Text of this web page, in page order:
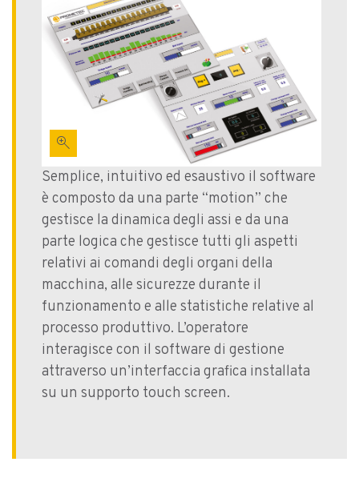
zoom_in
Semplice, intuitivo ed esaustivo il software
è composto da una parte “motion” che
gestisce la dinamica degli assi e da una
parte logica che gestisce tutti gli aspetti
relativi ai comandi degli organi della
macchina, alle sicurezze durante il
funzionamento e alle statistiche relative al
processo produttivo. L’operatore
interagisce con il software di gestione
attraverso un’interfaccia grafica installata
su un supporto touch screen.